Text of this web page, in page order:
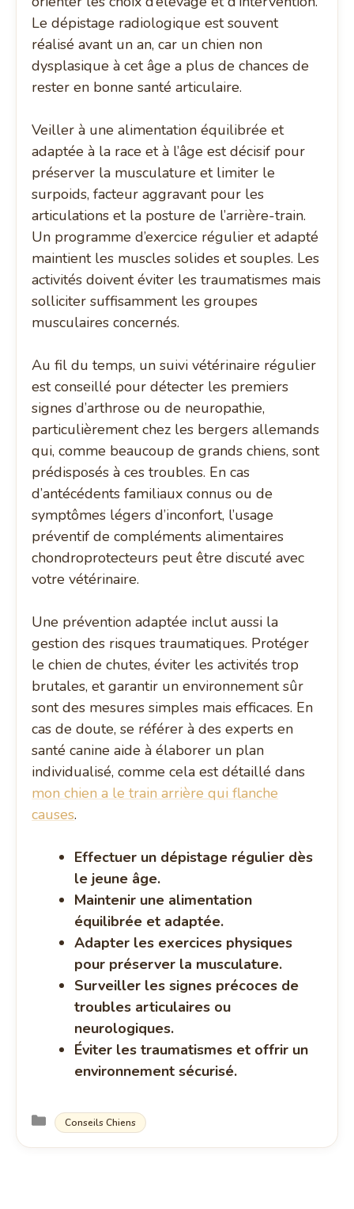
Le dépistage radiologique est souvent
réalisé avant un an, car un chien non
dysplasique à cet âge a plus de chances de
rester en bonne santé articulaire.
Veiller à une alimentation équilibrée et
adaptée à la race et à l’âge est décisif pour
préserver la musculature et limiter le
surpoids, facteur aggravant pour les
articulations et la posture de l’arrière-train.
Un programme d’exercice régulier et adapté
maintient les muscles solides et souples. Les
activités doivent éviter les traumatismes mais
solliciter suffisamment les groupes
musculaires concernés.
Au fil du temps, un suivi vétérinaire régulier
est conseillé pour détecter les premiers
signes d’arthrose ou de neuropathie,
particulièrement chez les bergers allemands
qui, comme beaucoup de grands chiens, sont
prédisposés à ces troubles. En cas
d’antécédents familiaux connus ou de
symptômes légers d’inconfort, l’usage
préventif de compléments alimentaires
chondroprotecteurs peut être discuté avec
votre vétérinaire.
Une prévention adaptée inclut aussi la
gestion des risques traumatiques. Protéger
le chien de chutes, éviter les activités trop
brutales, et garantir un environnement sûr
sont des mesures simples mais efficaces. En
cas de doute, se référer à des experts en
santé canine aide à élaborer un plan
individualisé, comme cela est détaillé dans
mon chien a le train arrière qui flanche
causes.
Effectuer un dépistage régulier dès
le jeune âge.
Maintenir une alimentation
équilibrée et adaptée.
Adapter les exercices physiques
pour préserver la musculature.
Surveiller les signes précoces de
troubles articulaires ou
neurologiques.
Éviter les traumatismes et offrir un
environnement sécurisé.
Catégories
Conseils Chiens